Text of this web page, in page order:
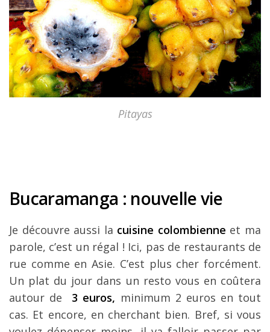
Pitayas
Bucaramanga : nouvelle vie
Je découvre aussi la cuisine colombienne et ma
parole, c’est un régal ! Ici, pas de restaurants de
rue comme en Asie. C’est plus cher forcément.
Un plat du jour dans un resto vous en coûtera
autour de 3 euros, minimum 2 euros en tout
cas. Et encore, en cherchant bien. Bref, si vous